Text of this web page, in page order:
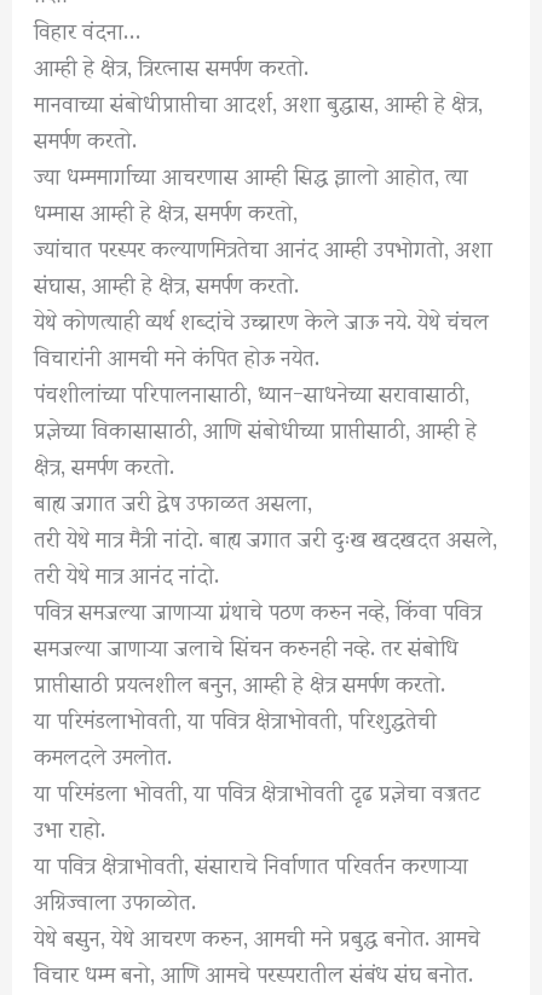
विहार वंदना…
आम्ही हे क्षेत्र, त्रिरत्नास समर्पण करतो.
मानवाच्या संबोधीप्राप्तीचा आदर्श, अशा बुद्धास, आम्ही हे क्षेत्र,
समर्पण करतो.
ज्या धम्ममार्गाच्या आचरणास आम्ही सिद्ध झालो आहोत, त्या
धम्मास आम्ही हे क्षेत्र, समर्पण करतो,
ज्यांचात परस्पर कल्याणमित्रतेचा आनंद आम्ही उपभोगतो, अशा
संघास, आम्ही हे क्षेत्र, समर्पण करतो.
येथे कोणत्याही व्यर्थ शब्दांचे उच्चारण केले जाऊ नये. येथे चंचल
विचारांनी आमची मने कंपित होऊ नयेत.
पंचशीलांच्या परिपालनासाठी, ध्यान-साधनेच्या सरावासाठी,
प्रज्ञेच्या विकासासाठी, आणि संबोधीच्या प्राप्तीसाठी, आम्ही हे
क्षेत्र, समर्पण करतो.
बाह्य जगात जरी द्वेष उफाळत असला,
तरी येथे मात्र मैत्री नांदो. बाह्य जगात जरी दुःख खदखदत असले,
तरी येथे मात्र आनंद नांदो.
पवित्र समजल्या जाणाऱ्या ग्रंथाचे पठण करुन नव्हे, किंवा पवित्र
समजल्या जाणाऱ्या जलाचे सिंचन करुनही नव्हे. तर संबोधि
प्राप्तीसाठी प्रयत्नशील बनुन, आम्ही हे क्षेत्र समर्पण करतो.
या परिमंडलाभोवती, या पवित्र क्षेत्राभोवती, परिशुद्धतेची
कमलदले उमलोत.
या परिमंडला भोवती, या पवित्र क्षेत्राभोवती दृढ प्रज्ञेचा वज्रतट
उभा राहो.
या पवित्र क्षेत्राभोवती, संसाराचे निर्वाणात परिवर्तन करणाऱ्या
अग्निज्वाला उफाळोत.
येथे बसुन, येथे आचरण करुन, आमची मने प्रबुद्ध बनोत. आमचे
विचार धम्म बनो, आणि आमचे परस्परातील संबंध संघ बनोत.